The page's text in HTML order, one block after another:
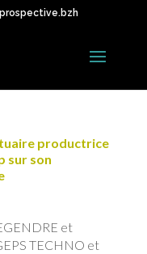
productrice
sur son
et
TECHNO et